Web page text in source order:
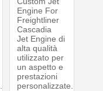
Engine For
Freightliner
Cascadia
Jet Engine di
alta qualità
utilizzato per
un aspetto e
prestazioni
personalizzate.